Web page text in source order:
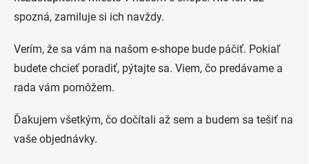
spozná, zamiluje si ich navždy.
Verím, že sa vám na našom e-shope bude páčiť. Pokiaľ
budete chcieť poradiť, pýtajte sa. Viem, čo predávame a
rada vám pomôžem.
Ďakujem všetkým, čo dočítali až sem a budem sa tešiť na
vaše objednávky.